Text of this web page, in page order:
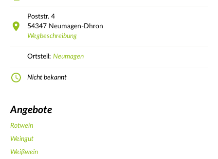
Poststr. 4
54347 Neumagen-Dhron
Wegbeschreibung
Ortsteil: Neumagen
Nicht bekannt
Angebote
Rotwein
Weingut
Weißwein